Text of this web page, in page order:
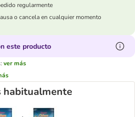
regularmente
o cancela en cualquier momento
este producto
ver más
habitualmente